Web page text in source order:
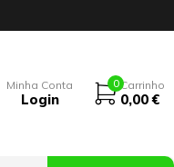
Minha Conta
Login
0Carrinho
0,00€